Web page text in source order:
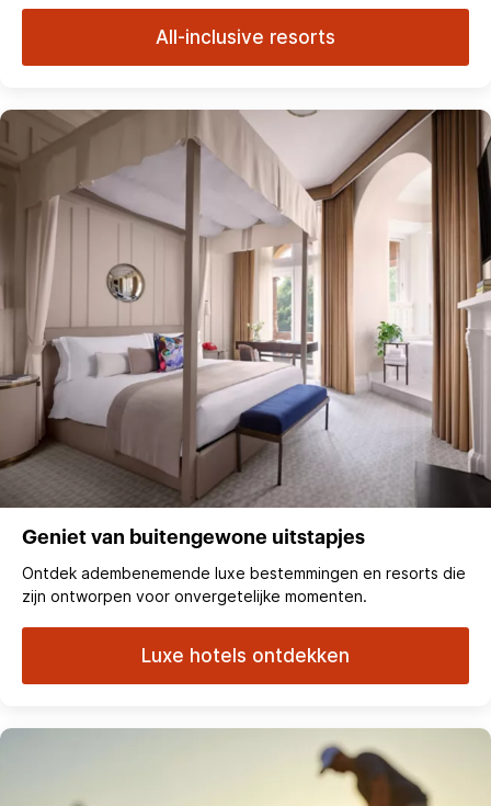
All-inclusive resorts
Geniet van buitengewone uitstapjes
Ontdek adembenemende luxe bestemmingen en resorts die
zijn ontworpen voor onvergetelijke momenten.
Luxe hotels ontdekken